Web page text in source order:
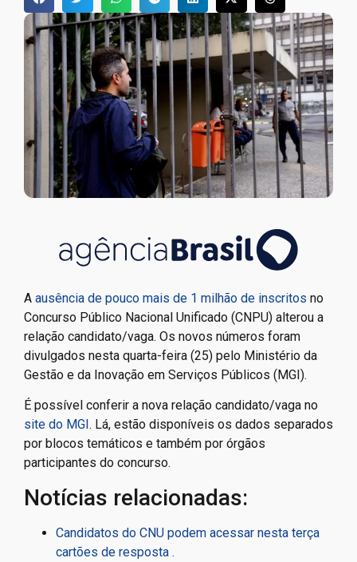
A ausência de pouco mais de 1 milhão de inscritos no
Concurso Público Nacional Unificado (CNPU) alterou a
relação candidato/vaga. Os novos números foram
divulgados nesta quarta-feira (25) pelo Ministério da
Gestão e da Inovação em Serviços Públicos (MGI).
É possível conferir a nova relação candidato/vaga no
site do MGI . Lá, estão disponíveis os dados separados
por blocos temáticos e também por órgãos
participantes do concurso.
Notícias relacionadas:
Candidatos do CNU podem acessar nesta terça
cartões de resposta .